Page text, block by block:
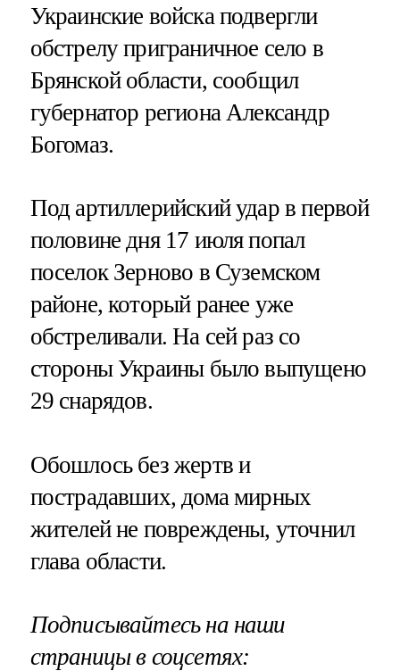
Украинские войска подвергли
обстрелу приграничное село в
Брянской области, сообщил
губернатор региона Александр
Богомаз.
Под артиллерийский удар в первой
половине дня 17 июля попал
поселок Зерново в Суземском
районе, который ранее уже
обстреливали. На сей раз со
стороны Украины было выпущено
29 снарядов.
Обошлось без жертв и
пострадавших, дома мирных
жителей не повреждены, уточнил
глава области.
Подписывайтесь на наши
страницы в соцсетях: